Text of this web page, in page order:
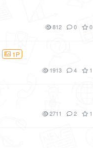
812 0 0
1P
1913 4 1
2711 2 1